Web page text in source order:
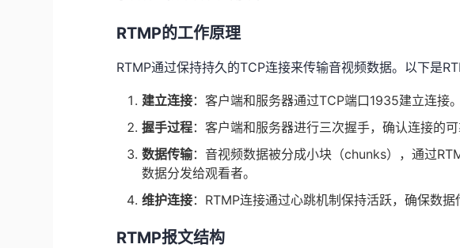
RTMP的工作原理
RTMP通过保持持久的TCP连接来传输音视频数据。以下是
建立连接：客户端和服务器通过TCP端口1935建立连接
握手过程：客户端和服务器进行三次握手，确认连接的
数据传输：音视频数据被分成小块（chunks），通过
数据分发给观看者。
维护连接：RTMP连接通过心跳机制保持活跃，确保数据
RTMP报文结构